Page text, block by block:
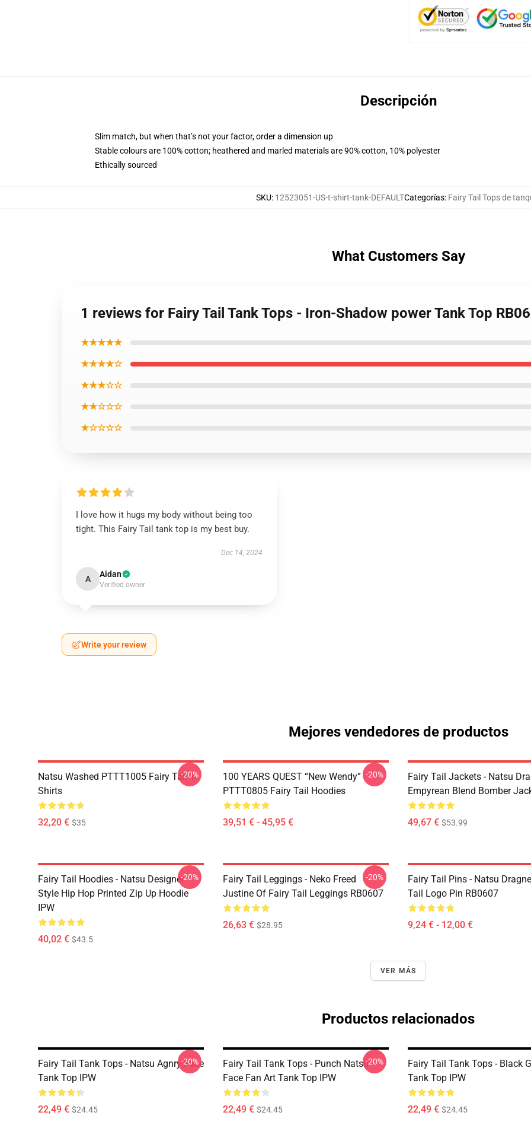
Descripción
Slim match, but when that’s not your factor, order a dimension up
Stable colours are 100% cotton; heathered and marled materials are 90% cotton, 10% polyester
Ethically sourced
SKU: 12523051-US-t-shirt-tank-DEFAULTCategorías: Fairy Tail Tops de
What Customers Say
1 reviews for Fairy Tail Tank Tops - Iron-Shadow power Tank Top
★★★★★
★★★★☆
★★★☆☆
★★☆☆☆
★☆☆☆☆
I love how it hugs my body without being too
tight. This Fairy Tail tank top is my best buy.
Dec 14, 2024
A Aidan
Verified owner
Write your review
Mejores vendedores de productos
Natsu Washed PTTT1005 Fairy Tail T-
Shirts
32,20 € $35
-20%
100 YEARS QUEST “New Wendy”
PTTT0805 Fairy Tail Hoodies
39,51 € - 45,95 €
-20%
Fairy Tail Jackets - Natsu
Empyrean Blend Bomber
49,67 € $53.99
Fairy Tail Hoodies - Natsu Designer
Style Hip Hop Printed Zip Up Hoodie
IPW
40,02 € $43.5
-20%
Fairy Tail Leggings - Neko Freed
Justine Of Fairy Tail Leggings RB0607
26,63 € $28.95
-20%
Fairy Tail Pins - Natsu
Tail Logo Pin RB0607
9,24 € - 12,00 €
VER MÁS
Productos relacionados
Fairy Tail Tank Tops - Natsu Agnry Face
Tank Top IPW
22,49 € $24.45
-20%
Fairy Tail Tank Tops - Punch Natsu
Face Fan Art Tank Top IPW
22,49 € $24.45
-20%
Fairy Tail Tank Tops - Black
Tank Top IPW
22,49 € $24.45